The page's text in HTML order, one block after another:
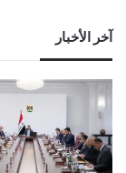
آخر الأخبار